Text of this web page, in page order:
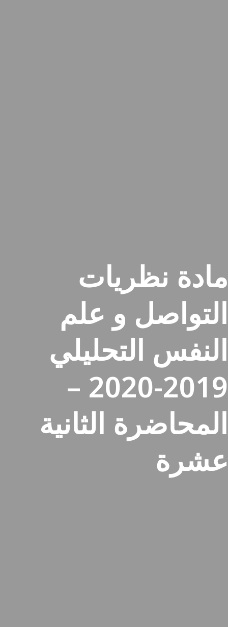
مادة نظريات
التواصل و علم
النفس التحليلي
2019-2020 –
المحاضرة الثانية
عشرة